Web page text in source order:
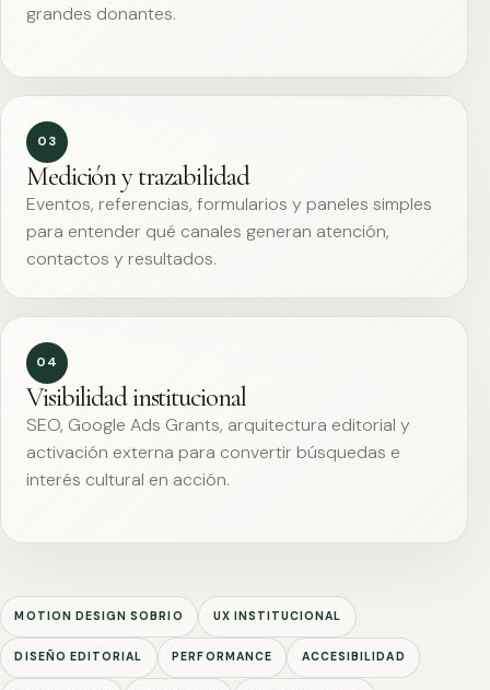
grandes donantes.
03
Medición y trazabilidad
Eventos, referencias, formularios y paneles simples
para entender qué canales generan atención,
contactos y resultados.
04
Visibilidad institucional
SEO, Google Ads Grants, arquitectura editorial y
activación externa para convertir búsquedas e
interés cultural en acción.
MOTION DESIGN SOBRIO UX INSTITUCIONAL
DISEÑO EDITORIAL PERFORMANCE ACCESIBILIDAD